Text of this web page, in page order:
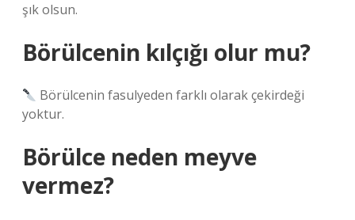
şık olsun.
Börülcenin kılçığı olur mu?
Börülcenin fasulyeden farklı olarak çekirdeği
yoktur.
Börülce neden meyve
vermez?